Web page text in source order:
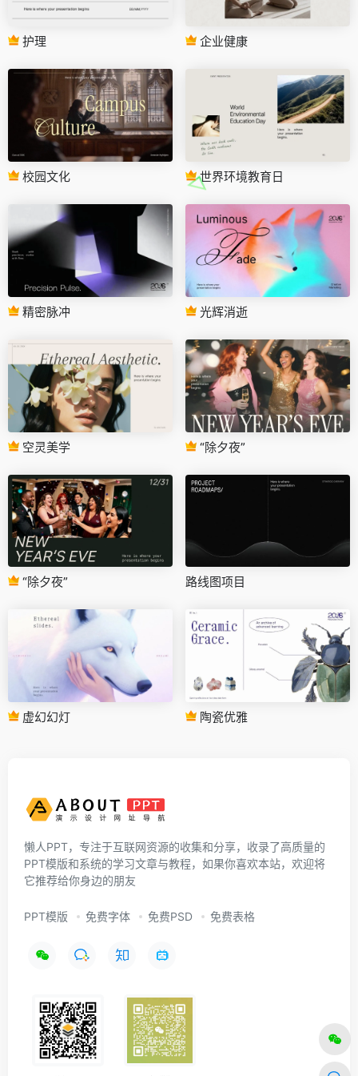
护理 企业健康
校园文化 世界环境教育日
精密脉冲 光辉消逝
空灵美学 “除夕夜”
“除夕夜” 路线图项目
虚幻幻灯 陶瓷优雅
懒人PPT，专注于互联网资源的收集和分享，收录了高质量的
PPT模版和系统的学习文章与教程，如果你喜欢本站，欢迎将
它推荐给你身边的朋友
PPT模版 免费字体 免费PSD 免费表格